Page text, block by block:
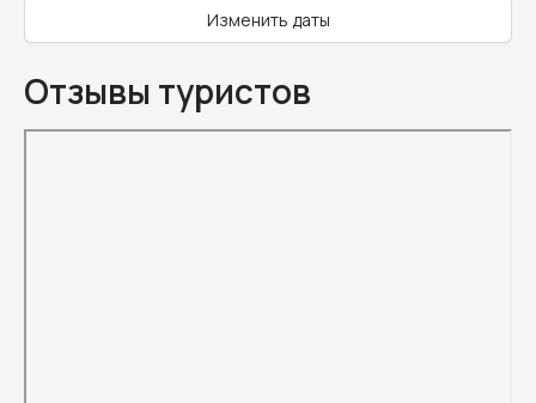
Изменить даты
Отзывы туристов